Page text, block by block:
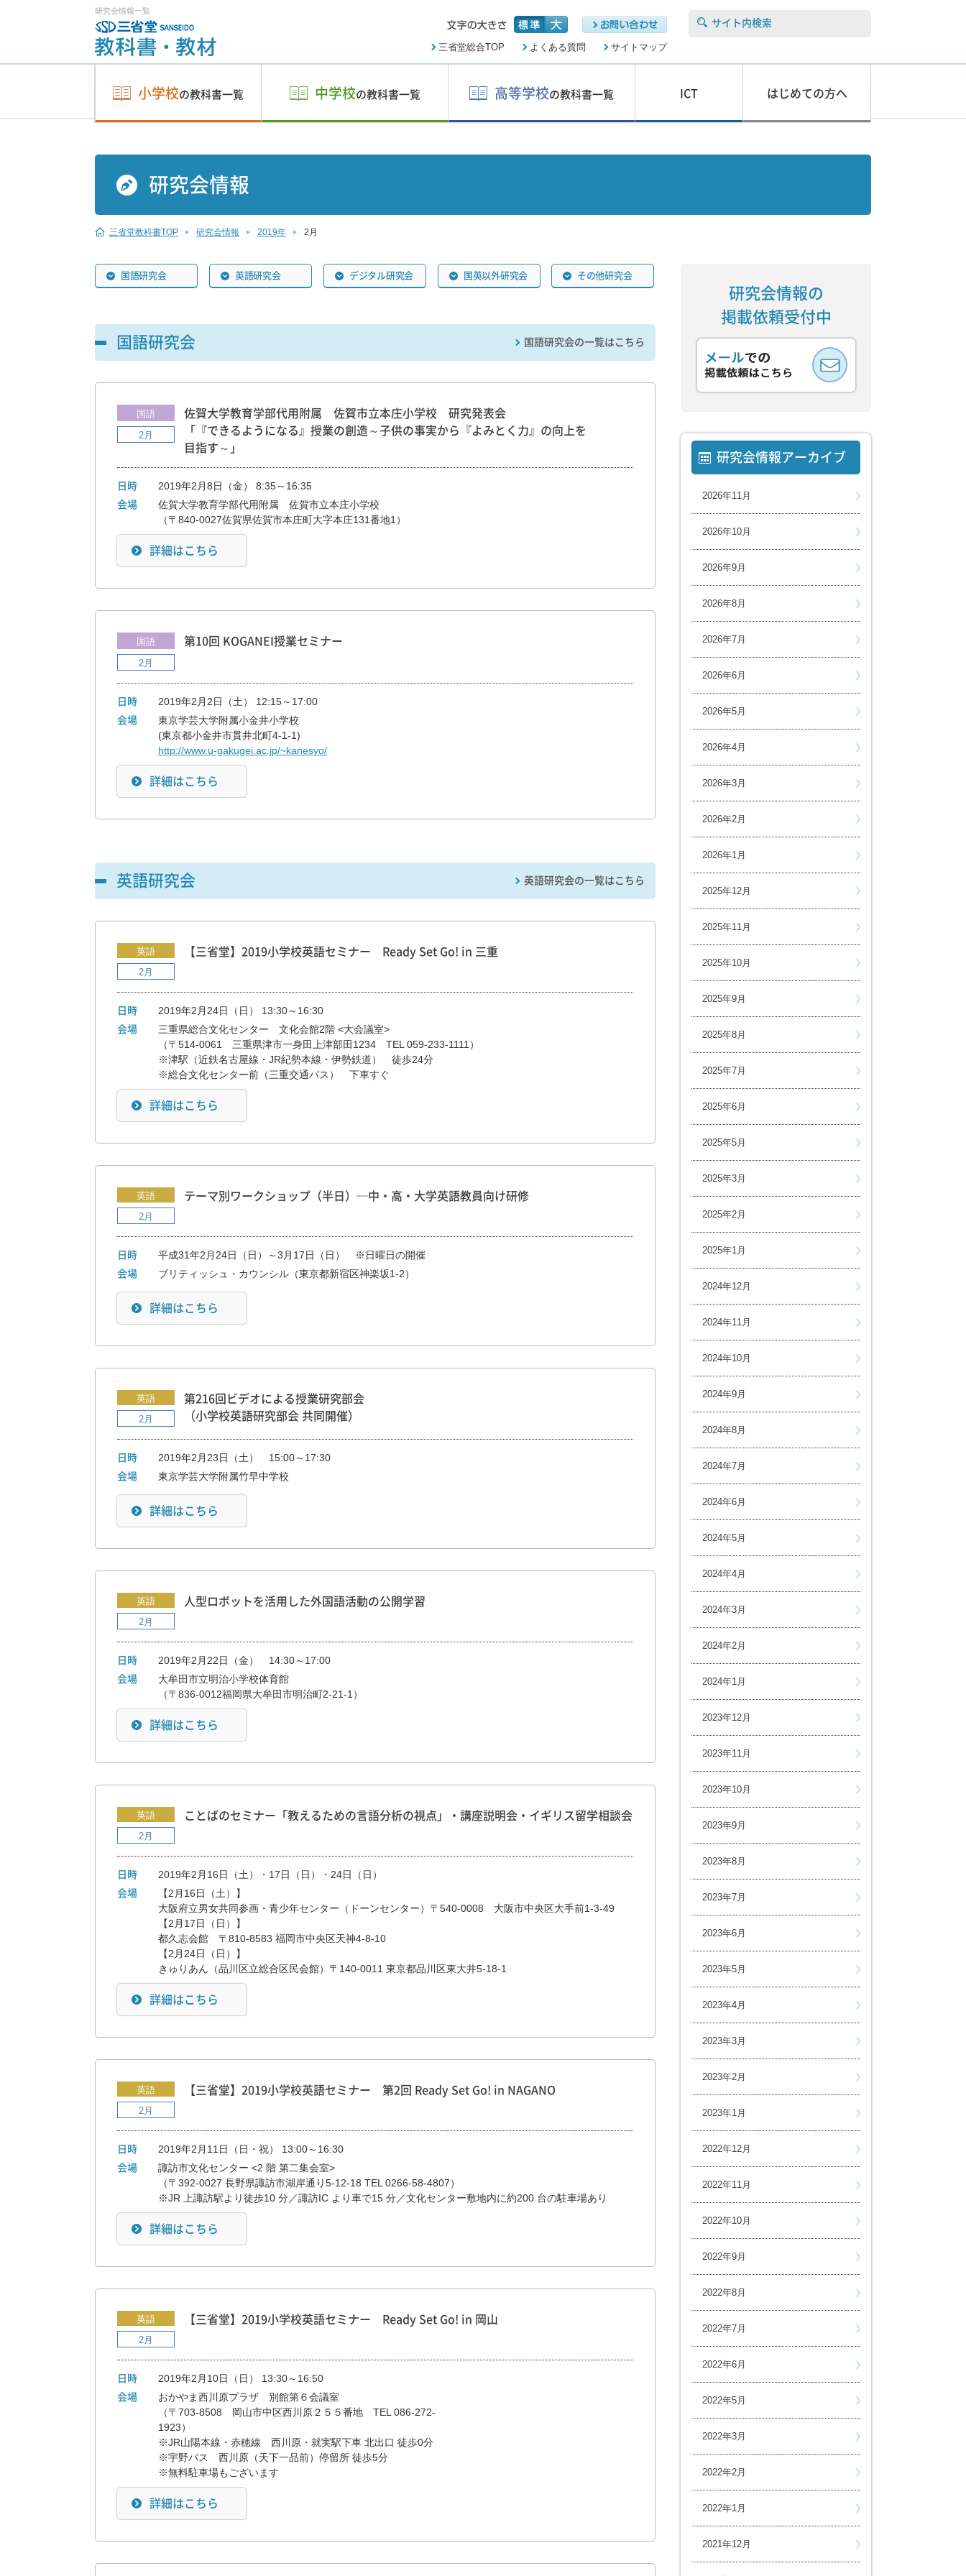
研究会情報一覧
サイト内検索
三省堂総合TOP よくある質問 サイトマップ
小学校の教科書一覧 中学校の教科書一覧 高等学校の教科書一覧 ICT はじめての方へ
研究会情報
三省堂教科書TOP 研究会情報 2019年 2月
国語研究会 英語研究会 デジタル研究会 国英以外研究会 その他研究会
国語研究会 国語研究会の一覧はこちら
国語
2月
佐賀大学教育学部代用附属 佐賀市立本庄小学校 研究発表会
「『できるようになる』授業の創造～子供の事実から『よみとく力』の向上を
目指す～」
日時 2019年2月8日（金） 8:35～16:35
会場
佐賀大学教育学部代用附属　佐賀市立本庄小学校
（〒840-0027佐賀県佐賀市本庄町大字本庄131番地1）
詳細はこちら
国語
2月
第10回 KOGANEI授業セミナー
日時 2019年2月2日（土） 12:15～17:00
会場
東京学芸大学附属小金井小学校
(東京都小金井市貫井北町4-1-1)
http://www.u-gakugei.ac.jp/~kanesyo/
詳細はこちら
英語研究会 英語研究会の一覧はこちら
英語
2月
【三省堂】2019小学校英語セミナー Ready Set Go! in 三重
日時 2019年2月24日（日） 13:30～16:30
会場
三重県総合文化センター 文化会館2階 <大会議室>
（〒514-0061 三重県津市一身田上津部田1234 TEL 059-233-1111）
※津駅（近鉄名古屋線・JR紀勢本線・伊勢鉄道） 徒歩24分
※総合文化センター前（三重交通バス） 下車すぐ
詳細はこちら
英語
2月
テーマ別ワークショップ（半日）─中・高・大学英語教員向け研修
日時 平成31年2月24日（日）～3月17日（日） ※日曜日の開催
会場 ブリティッシュ・カウンシル（東京都新宿区神楽坂1-2）
詳細はこちら
英語
2月
第216回ビデオによる授業研究部会
（小学校英語研究部会 共同開催）
日時 2019年2月23日（土） 15:00～17:30
会場 東京学芸大学附属竹早中学校
詳細はこちら
英語
2月
人型ロボットを活用した外国語活動の公開学習
日時 2019年2月22日（金） 14:30～17:00
会場
大牟田市立明治小学校体育館
（〒836-0012福岡県大牟田市明治町2-21-1）
詳細はこちら
英語
2月
ことばのセミナー「教えるための言語分析の視点」・講座説明会・イギリス留学相談会
日時 2019年2月16日（土）・17日（日）・24日（日）
会場
【2月16日（土）】
大阪府立男女共同参画・青少年センター（ドーンセンター）〒540-0008　大阪市中央区大手前1-3-49
【2月17日（日）】
都久志会館　〒810-8583 福岡市中央区天神4-8-10
【2月24日（日）】
詳細はこちら
英語
2月
【三省堂】2019小学校英語セミナー 第2回 Ready Set Go! in NAGANO
日時 2019年2月11日（日・祝） 13:00～16:30
会場
諏訪市文化センター <2 階 第二集会室>
（〒392-0027 長野県諏訪市湖岸通り5-12-18 TEL 0266-58-4807）
※JR 上諏訪駅より徒歩10 分／諏訪IC より車で15 分／文化センター敷地内に約200 台の駐車場あり
詳細はこちら
英語
2月
【三省堂】2019小学校英語セミナー Ready Set Go! in 岡山
日時 2019年2月10日（日） 13:30～16:50
会場
おかやま西川原プラザ 別館第６会議室
（〒703-8508 岡山市中区西川原２５５番地 TEL 086-272-
1923）
※JR山陽本線・赤穂線 西川原・就実駅下車 北出口 徒歩0分
※宇野バス 西川原（天下一品前）停留所 徒歩5分
※無料駐車場もございます
詳細はこちら
研究会情報の
掲載依頼受付中
研究会情報アーカイブ
2026年11月
2026年10月
2026年9月
2026年8月
2026年7月
2026年6月
2026年5月
2026年4月
2026年3月
2026年2月
2026年1月
2025年12月
2025年11月
2025年10月
2025年9月
2025年8月
2025年7月
2025年6月
2025年5月
2025年3月
2025年2月
2025年1月
2024年12月
2024年11月
2024年10月
2024年9月
2024年8月
2024年7月
2024年6月
2024年5月
2024年4月
2024年3月
2024年2月
2024年1月
2023年12月
2023年11月
2023年10月
2023年9月
2023年8月
2023年7月
2023年6月
2023年5月
2023年4月
2023年3月
2023年2月
2023年1月
2022年12月
2022年11月
2022年10月
2022年9月
2022年8月
2022年7月
2022年6月
2022年5月
2022年3月
2022年2月
2022年1月
2021年12月